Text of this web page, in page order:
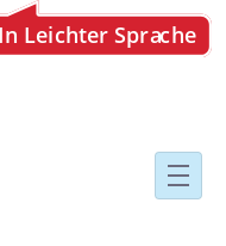
Römern